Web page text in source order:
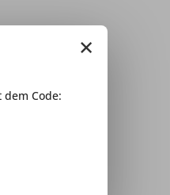
×
Code: